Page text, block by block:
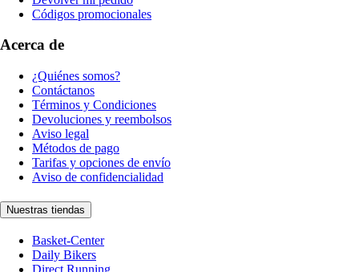
Códigos promocionales
Acerca de
¿Quiénes somos?
Contáctanos
Términos y Condiciones
Devoluciones y reembolsos
Aviso legal
Métodos de pago
Tarifas y opciones de envío
Aviso de confidencialidad
Nuestras tiendas
Basket-Center
Daily Bikers
Direct Running